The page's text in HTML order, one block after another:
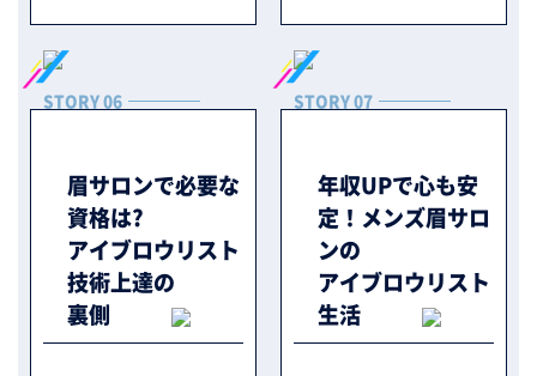
STORY 06
眉サロンで必要な
資格は?
アイブロウリスト
技術上達の
裏側
STORY 07
年収UPで心も安
定！メンズ眉サロ
ンの
アイブロウリスト
生活